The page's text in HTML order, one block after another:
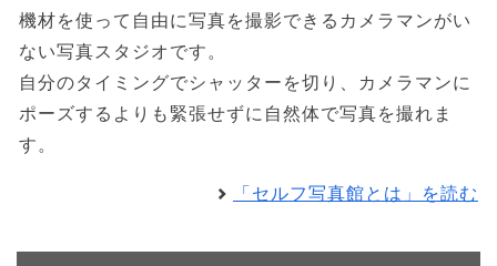
機材を使って自由に写真を撮影できるカメラマンがい
ない写真スタジオです。
自分のタイミングでシャッターを切り、カメラマンに
ポーズするよりも緊張せずに自然体で写真を撮れま
す。
「セルフ写真館とは」を読む